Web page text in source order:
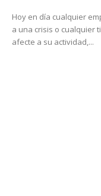
Hoy en día cualquier
a una crisis o cualquier
afecte a su actividad,...